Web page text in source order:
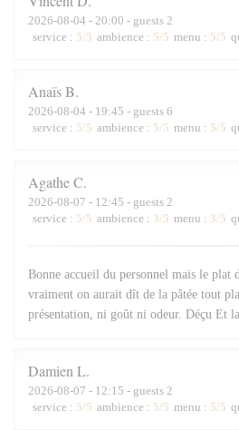
2026-08-04 - 20:00 - guests 2
service : 5/5 ambience : 5/5 menu : 5/5
AnaïsB
2026-08-04 - 19:45 - guests 6
service : 5/5 ambience : 5/5 menu : 5/5
AgatheC
2026-08-07 - 12:45 - guests 2
service : 5/5 ambience : 3/5 menu : 3/5
Bonne accueil du personnel mais le plat
vraiment on aurait dît de la pâtée tout
présentation, ni goût ni odeur. Déçu Et
Damien L
2026-08-07 - 12:15 - guests 2
service : 5/5 ambience : 5/5 menu : 5/5